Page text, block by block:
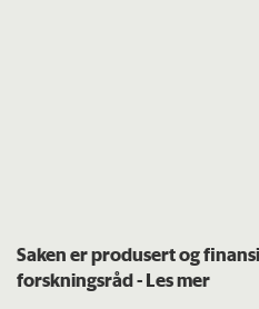
Saken er produsert og
forskningsråd- Les mer